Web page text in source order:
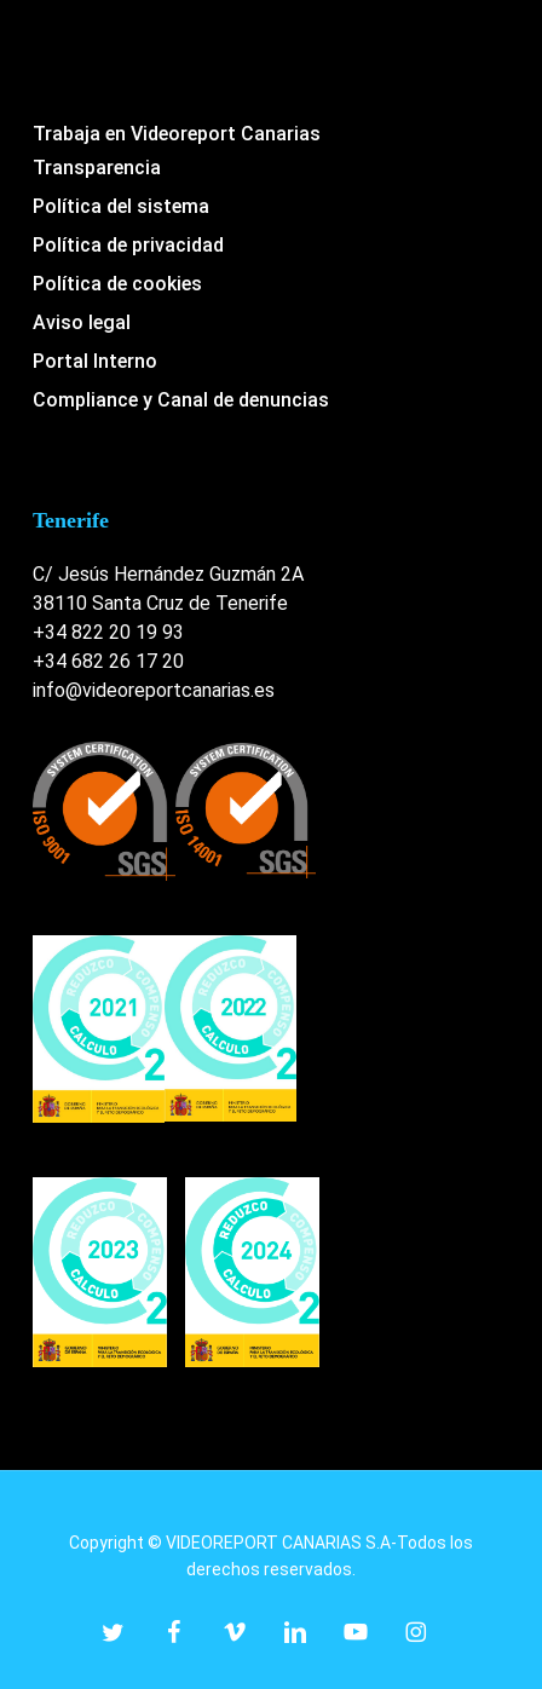
Trabaja en Videoreport Canarias
Transparencia
Política del sistema
Política de privacidad
Política de cookies
Aviso legal
Portal Interno
Compliance y Canal de denuncias
Tenerife
C/ Jesús Hernández Guzmán 2A
38110 Santa Cruz de Tenerife
+34 822 20 19 93
+34 682 26 17 20
info@videoreportcanarias.es
Copyright © VIDEOREPORT CANARIAS S.A-Todos los
derechos reservados.
twitter facebookvimeo linkedin youtubeinstagram